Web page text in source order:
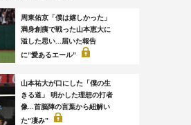
周東佑京「僕は嬉しかった」
満身創痍で戦った山本恵大に
溢した思い...届いた報告
に”愛あるエール”
山本祐大が口にした「僕の生
きる道」 明かした理想の打者
像...首脳陣の言葉から紐解い
た“凄み”